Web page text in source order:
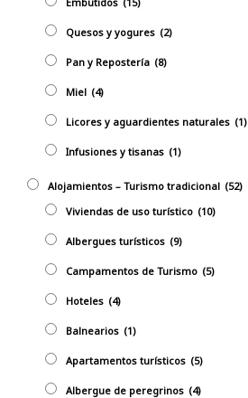
Quesos y yogures (2)
Pan y Repostería (8)
Miel (4)
Licores y aguardientes naturales (1)
Infusiones y tisanas (1)
Alojamientos – Turismo tradicional (52)
Viviendas de uso turístico (10)
Albergues turísticos (9)
Campamentos de Turismo (5)
Hoteles (4)
Balnearios (1)
Apartamentos turísticos (5)
Albergue de peregrinos (4)